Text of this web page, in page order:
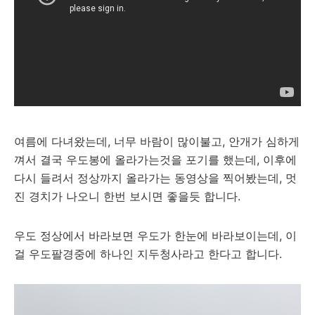
여름에 다녀왔는데, 너무 바람이 많이불고, 안개가 심하게
껴서 결국 우도봉에 올라가는것을 포기를 했는데, 이후에
다시 들려서 정상까지 올라가는 동영상을 찍어봤는데, 멋
진 경치가 나오니 한번 보시면 좋을듯 합니다.
우도 정상에서 바라보면 우도가 한눈에 바라보이는데, 이
걸 우도팔경중에 하나인 지두청사라고 한다고 합니다.